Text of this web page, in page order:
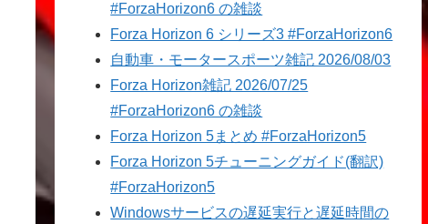
#ForzaHorizon6 の雑談
Forza Horizon 6 シリーズ3 #ForzaHorizon6
自動車・モータースポーツ雑記 2026/08/03
Forza Horizon雑記 2026/07/25
#ForzaHorizon6 の雑談
Forza Horizon 5まとめ #ForzaHorizon5
Forza Horizon 5チューニングガイド(翻訳)
#ForzaHorizon5
Windowsサービスの遅延実行と遅延時間の